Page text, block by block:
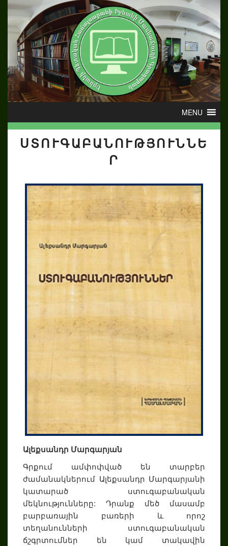
ՍՏՈՒԳԱԲԱՆՈՒԹՅՈՒՆՆԵ
Ր
Ալեքսանդր Մարգարյան
Գրքում ամփոփված են տարբեր
ժամանակներում Ալեքսանդր Մարգարյանի
կատարած ստուգաբանական
մեկնությունները: Դրանք մեծ մասամբ
բարբառային բառերի և որոշ
տեղանունների ստուգաբանական
ճշգրտումներ են կամ տակավին